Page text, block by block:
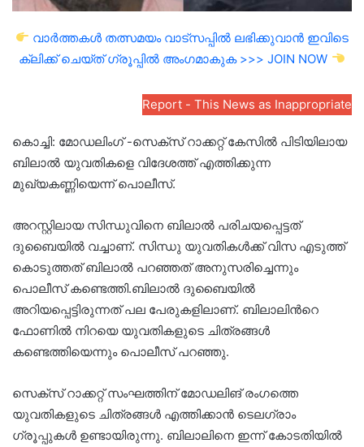
വാർത്തകൾ തത്സമയം വാട്സപ്പിൽ ലഭിക്കുവാൻ ഇവിടെ
ക്ലിക്ക് ചെയ്ത് ഗ്രൂപ്പിൽ അംഗമാകുക >>> JOIN NOW
Report - This News as Inappropriate
കൊച്ചി: മോഡലിംഗ് -സെക്‌സ് റാക്കറ്റ് കേസില്‍ പിടിയിലായ
ബിലാല്‍ യുവതികളെ വിദേശത്ത് എത്തിക്കുന്ന
മുഖ്യകണ്ണിയെന്ന് പൊലീസ്.
അറസ്റ്റിലായ സിന്ധുവിനെ ബിലാൽ പരിചയപ്പെട്ടത്
ദുബൈയിൽ വച്ചാണ്. സിന്ധു യുവതികൾക്ക് വിസ എടുത്ത്
കൊടുത്തത് ബിലാൽ പറഞ്ഞത് അനുസരിച്ചെന്നും
പൊലീസ് കണ്ടെത്തി.ബിലാൽ ദുബൈയിൽ
അറിയപ്പെട്ടിരുന്നത് പല പേരുകളിലാണ്. ബിലാലിന്‍റെ
ഫോണിൽ നിറയെ യുവതികളുടെ ചിത്രങ്ങൾ
കണ്ടെത്തിയെന്നും പൊലീസ് പറഞ്ഞു.
സെക്സ് റാക്കറ്റ് സംഘത്തിന് മോഡലിങ് രംഗത്തെ
യുവതികളുടെ ചിത്രങ്ങൾ എത്തിക്കാൻ ടെലഗ്രാം
ഗ്രൂപ്പുകൾ ഉണ്ടായിരുന്നു. ബിലാലിനെ ഇന്ന് കോടതിയിൽ